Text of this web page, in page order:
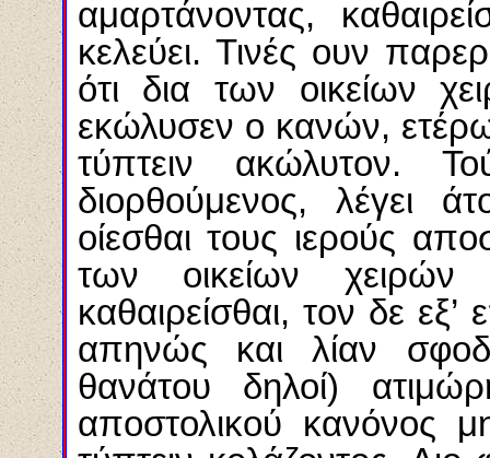
αμαρτάνοντας,
κελεύει. Τινές ουν
ότι δια των οικείων
εκώλυσεν ο κανών, ετέρω
τύπτειν ακώλυτον.
διορθούμενος, λέγει
οίεσθαι τους ιερούς
των οικείων χειρών
καθαιρείσθαι, τον δε εξ’
απηνώς και λίαν
θανάτου δηλοί)
αποστολικού κανόνος